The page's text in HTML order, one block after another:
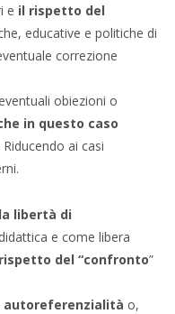
e il rispetto del
educative e politiche di
correzione
obiezioni o
in questo caso
Riducendo ai casi
libertà di
e come libera
del “confronto”
autoreferenzialità o,